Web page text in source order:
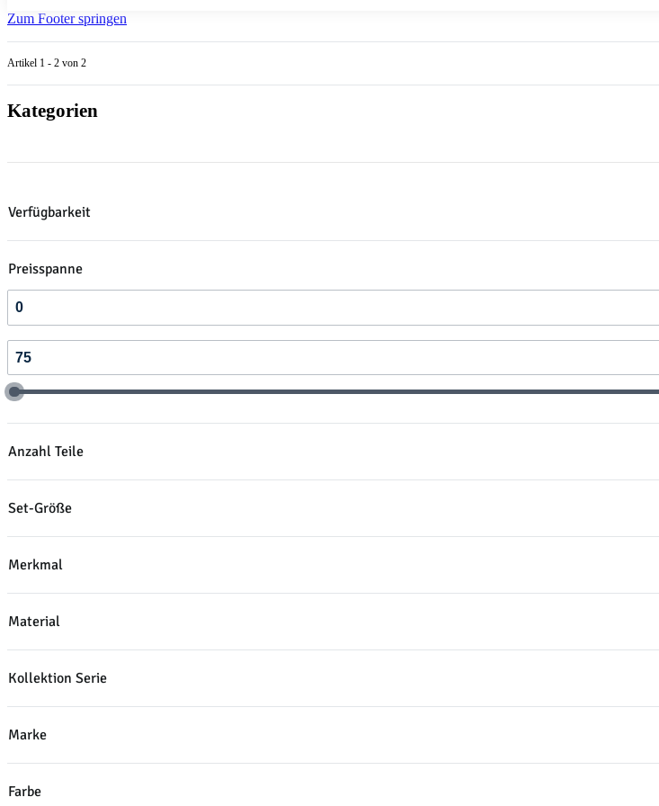
Zum Footer springen
Artikel 1 - 2 von 2
Kategorien
Verfügbarkeit
Preisspanne
Anzahl Teile
Set-Größe
Merkmal
Material
Kollektion Serie
Marke
Farbe